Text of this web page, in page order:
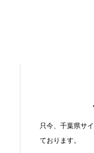
只今、千葉県サ
ております。